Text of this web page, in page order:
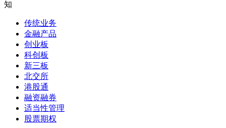
知
传统业务
金融产品
创业板
科创板
新三板
北交所
港股通
融资融券
适当性管理
股票期权